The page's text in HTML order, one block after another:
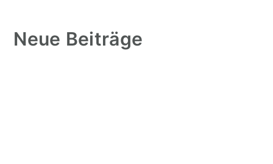
Neue Beiträge